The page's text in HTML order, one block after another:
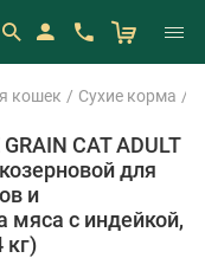
кошек Сухие корма
CAT ADULT
для
и
мяса с индейкой,
кг)